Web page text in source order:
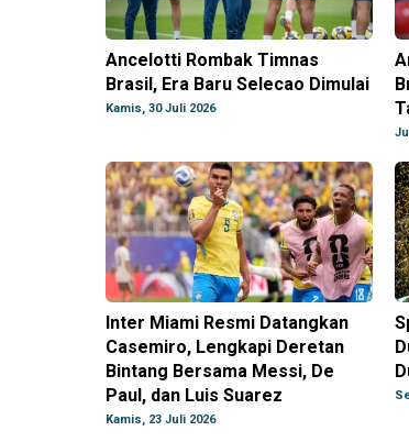
Ancelotti Rombak Timnas
Brasil, Era Baru Selecao Dimulai
Kamis, 30 Juli 2026
Inter Miami Resmi Datangkan
Casemiro, Lengkapi Deretan
Bintang Bersama Messi, De
Paul, dan Luis Suarez
Kamis, 23 Juli 2026